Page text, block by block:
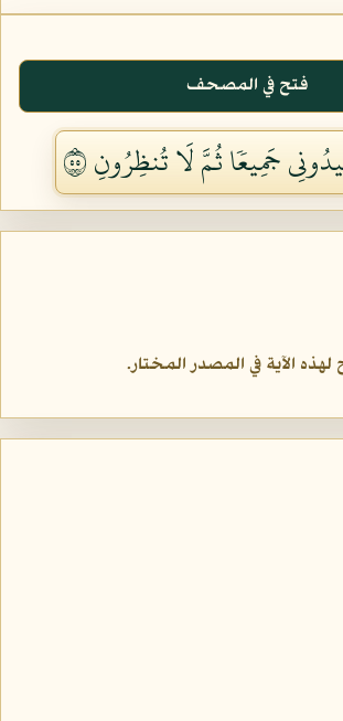
فتح في المصحف
جَمِيعٗا ثُمَّ لَا تُنظِرُونِ ٥٥
الآية في المصدر المختار.